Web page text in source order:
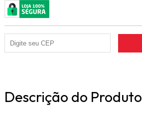
Descrição do Produto